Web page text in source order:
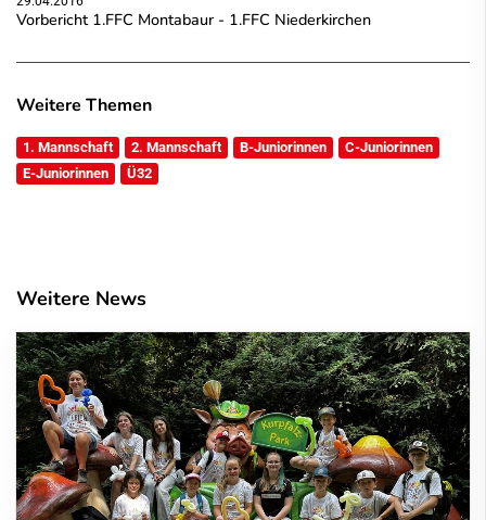
Vorbericht 1.FFC Montabaur - 1.FFC Niederkirchen
Weitere Themen
1. Mannschaft 2. Mannschaft B-Juniorinnen
C-Juniorinnen
E-Juniorinnen
Ü32
Weitere News